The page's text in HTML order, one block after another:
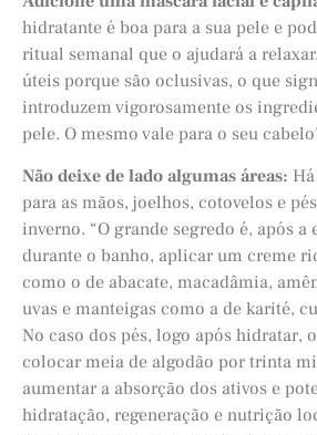
hidratante é boa para a sua pele e
ritual semanal que o ajudará a
úteis porque são oclusivas, o que
introduzem vigorosamente os
pele. O mesmo vale para o seu
Não deixe de lado algumas áreas:
para as mãos, joelhos, cotovelos e
inverno. “O grande segredo é, após
durante o banho, aplicar um creme
como o de abacate, macadâmia,
uvas e manteigas como a de karité,
No caso dos pés, logo após hidratar,
colocar meia de algodão por trinta
aumentar a absorção dos ativos e
hidratação, regeneração e nutrição